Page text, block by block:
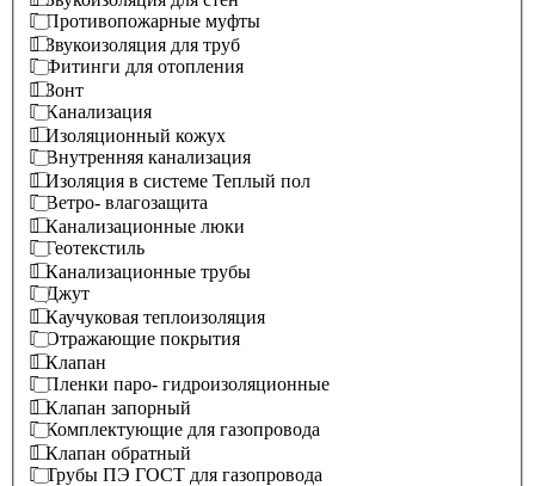
Противопожарные муфты
Фитинги для отопления
Канализация
Внутренняя канализация
Ветро- влагозащита
Геотекстиль
Джут
Отражающие покрытия
Пленки паро- гидроизоляционные
Комплектующие для газопровода
Трубы ПЭ ГОСТ для газопровода
Звукоизоляция для труб
Зонт
Изоляционный кожух
Изоляция в системе Теплый пол
Канализационные люки
Канализационные трубы
Каучуковая теплоизоляция
Клапан
Клапан запорный
Клапан обратный